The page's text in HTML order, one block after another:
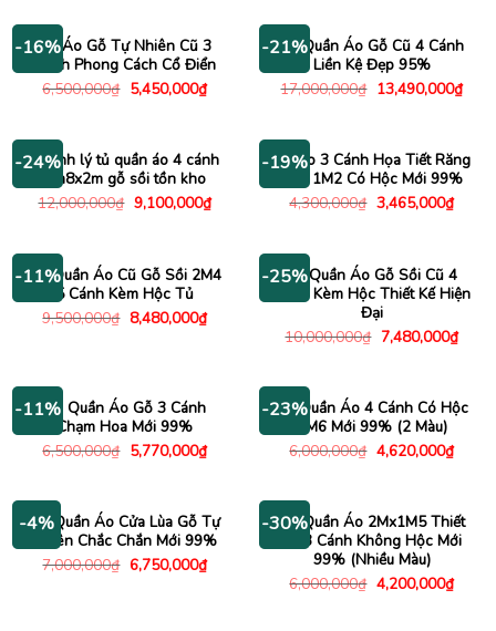
-16%Tủ Áo Gỗ Tự Nhiên Cũ 3
Cánh Phong Cách Cổ Điển
6,500,000₫ Giá
gốc
5,450,000₫Giá
hiện
5,450,000₫.
-21%
Tủ Quần Áo Gỗ Cũ 4 Cánh
Liền Kệ Đẹp 95%
17,000,000₫ Giá
gốc
13,490,000₫Giá
hiện
-24%
Thanh lý tủ quần áo 4 cánh
1m8x2m gỗ sồi tồn kho
12,000,000₫ Giá
gốc
9,100,000₫Giá
hiện
9,100,000₫.
-19%
Tủ Áo 3 Cánh Họa Tiết Răng
Cưa 1M2 Có Hộc Mới 99%
4,300,000₫ Giá
gốc
3,465,000₫Giá
hiện
-11%
Tủ Quần Áo Cũ Gỗ Sồi 2M4
5 Cánh Kèm Hộc Tủ
9,500,000₫ Giá
gốc
8,480,000₫Giá
hiện
-25%Tủ Quần Áo Gỗ Sồi Cũ 4
Cánh Kèm Hộc Thiết Kế Hiện
Đại
10,000,000₫ Giá
gốc
7,480,000₫Giá
hiện
-11%Tủ Quần Áo Gỗ 3 Cánh
Chạm Hoa Mới 99%
6,500,000₫ Giá
gốc
5,770,000₫Giá
hiện
5,770,000₫.
-23%
Tủ Quần Áo 4 Cánh Có Hộc
1M6 Mới 99% (2 Màu)
6,000,000₫ Giá
gốc
4,620,000₫Giá
hiện
-4%
Tủ Quần Áo Cửa Lùa Gỗ Tự
Nhiên Chắc Chắn Mới 99%
7,000,000₫ Giá
gốc
6,750,000₫Giá
hiện
-30%
Tủ Quần Áo 2Mx1M5 Thiết
Kế 3 Cánh Không Hộc Mới
99% (Nhiều Màu)
6,000,000₫ Giá
gốc
4,200,000₫Giá
hiện